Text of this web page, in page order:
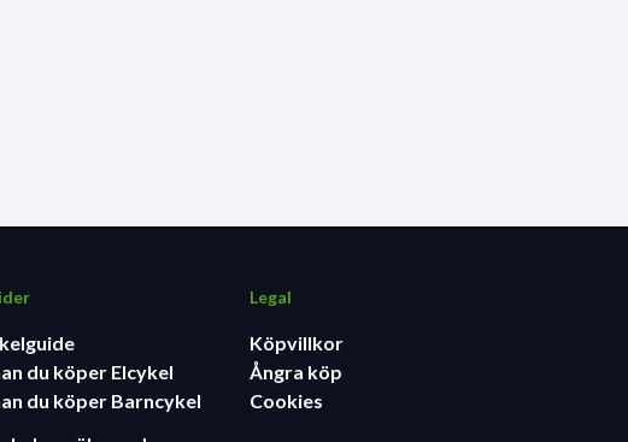
du köper Elcykel
du köper Barncykel
Legal
Köpvillkor
Ångra köp
Cookies